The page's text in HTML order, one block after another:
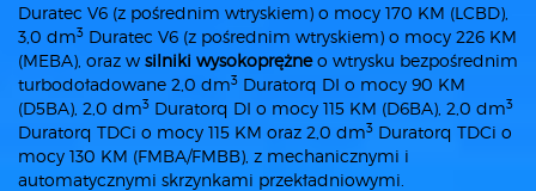
Duratec V6 (z pośrednim wtryskiem) o mocy 170 KM (LCBD),
3,0 dm3 Duratec V6 (z pośrednim wtryskiem) o mocy 226 KM
(MEBA), oraz w silniki wysokoprężneo wtrysku bezpośrednim
turbodoładowane 2,0 dm3 Duratorq DI o mocy 90 KM
(D5BA), 2,0 dm3 Duratorq DI o mocy 115 KM (D6BA), 2,0 dm3
Duratorq TDCi o mocy 115 KM oraz 2,0 dm3 Duratorq TDCi o
mocy 130 KM (FMBA/FMBB), z mechanicznymi i
automatycznymi skrzynkami przekładniowymi.